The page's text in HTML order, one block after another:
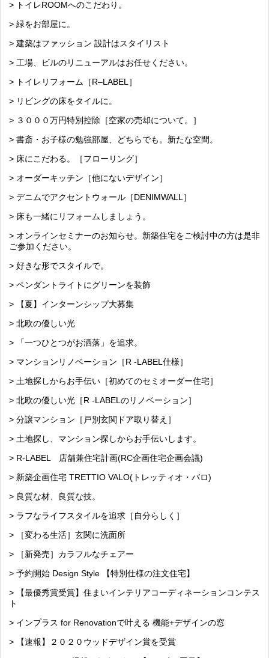
> トイレROOMへのこだわり。
> 緑をお部屋に。
> 建築はファッション 設計はスタイリスト
> 工場、ビルのリニューアルはお任せください。
> トイレリフォーム［R–LABEL］
> リビングの床をタイルに。
> ３０００万円特別控除［空家の売却について。］
> 書斎・お子様の勉強部屋、どちらでも。新たな空間。
> 床にこだわる。［フローリング］
> オーダーキッチン［他にないデザイン］
> デニムでアクセントウォール［DENIMWALL］
> 床も一緒にリフォームしましょう。
> オンラインセミナーのお知らせ。新築住宅をご検討中の方は是非
ご参加ください。
> 好きな形でスタイルで。
> ペンダントライトにグリーンを装飾
> 【夏】インターンシップ大募集
> 北欧の優しい光
> 「一つひとつがお洒落」を追求。
> マンションリノベーション［R -LABEL仕様］
> 土地探しからお手伝い［初めてのセミオーダー住宅］
> 北欧の優しい光［R -LABELのリノベーション］
> 分譲マンション［戸別玄関ドア取り替え］
> 土地探し、マンション探しからお手伝いします。
> R-LABEL 店舗兼住宅計画(RC企画住宅企画会議)
> 新築企画住宅 TRETTIO VALO(トレッティオ・バロ)
> 良質な材、良質な技。
> ラフなライフスタイルを追求［自分らしく］
> ［変わる生活］玄関に洗面所
> ［新発売］カラフルなチェアー
> 予約開始 Design Style 【特別仕様の注文住宅】
> 【最優秀賞受賞】住まいインテリアコーディネーションコンテス
ト
> インプラス for Renovationで叶える 機能+デザインの窓
> 【速報】２０２０ウッドデザイン賞を受賞